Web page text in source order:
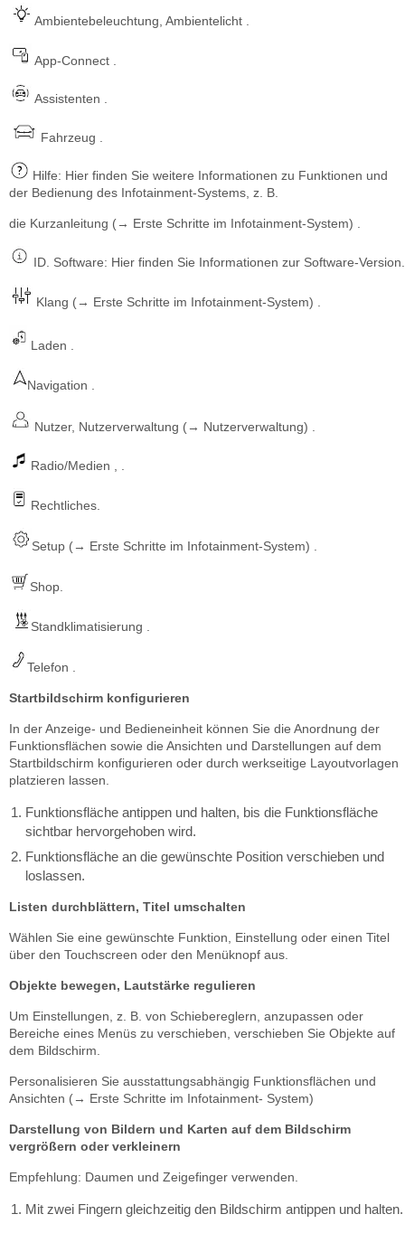
Ambientebeleuchtung, Ambientelicht .
App-Connect .
Assistenten .
Fahrzeug .
Hilfe: Hier finden Sie weitere Informationen zu Funktionen und
der Bedienung des Infotainment-Systems, z. B.
die Kurzanleitung (→ Erste Schritte im Infotainment-System) .
ID. Software: Hier finden Sie Informationen zur Software-Version.
Klang (→ Erste Schritte im Infotainment-System) .
Laden .
Navigation .
Nutzer, Nutzerverwaltung (→ Nutzerverwaltung) .
Radio/Medien , .
Rechtliches.
Setup (→ Erste Schritte im Infotainment-System) .
Shop.
Standklimatisierung .
Telefon .
Startbildschirm konfigurieren
In der Anzeige- und Bedieneinheit können Sie die Anordnung der
Funktionsflächen sowie die Ansichten und Darstellungen auf dem
Startbildschirm konfigurieren oder durch werkseitige Layoutvorlagen
platzieren lassen.
Funktionsfläche antippen und halten, bis die Funktionsfläche
sichtbar hervorgehoben wird.
Funktionsfläche an die gewünschte Position verschieben und
loslassen.
Listen durchblättern, Titel umschalten
Wählen Sie eine gewünschte Funktion, Einstellung oder einen Titel
über den Touchscreen oder den Menüknopf aus.
Objekte bewegen, Lautstärke regulieren
Um Einstellungen, z. B. von Schiebereglern, anzupassen oder
Bereiche eines Menüs zu verschieben, verschieben Sie Objekte auf
dem Bildschirm.
Personalisieren Sie ausstattungsabhängig Funktionsflächen und
Ansichten (→ Erste Schritte im Infotainment- System)
Darstellung von Bildern und Karten auf dem Bildschirm
vergrößern oder verkleinern
Empfehlung: Daumen und Zeigefinger verwenden.
Mit zwei Fingern gleichzeitig den Bildschirm antippen und halten.